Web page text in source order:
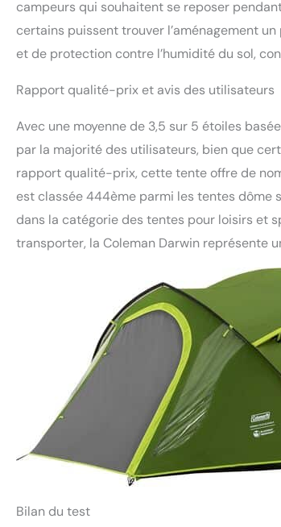
campeurs qui souhaitent se reposer
certains puissent trouver l’aménagement
et de protection contre l’humidité du sol,
Rapport qualité-prix et avis des utilisateurs
Avec une moyenne de 3,5 sur 5 étoiles
par la majorité des utilisateurs, bien que
rapport qualité-prix, cette tente offre de
est classée 444ème parmi les tentes dôme
dans la catégorie des tentes pour loisirs et
transporter, la Coleman Darwin représente
Bilan du test